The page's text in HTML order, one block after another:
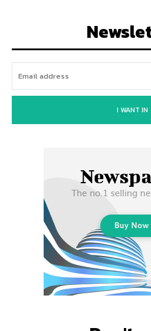
I WANT IN